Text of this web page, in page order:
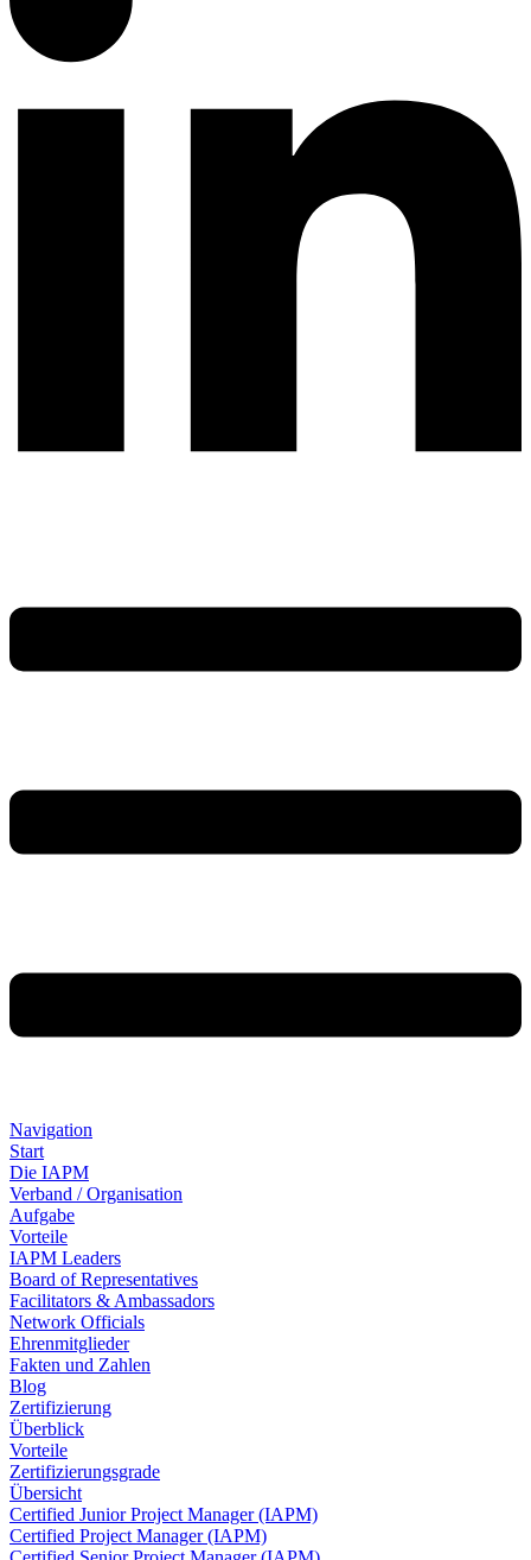
Navigation
Start
Die IAPM
Verband / Organisation
Aufgabe
Vorteile
IAPM Leaders
Board of Representatives
Facilitators & Ambassadors
Network Officials
Ehrenmitglieder
Fakten und Zahlen
Blog
Zertifizierung
Überblick
Vorteile
Zertifizierungsgrade
Übersicht
Certified Junior Project Manager (IAPM)
Certified Project Manager (IAPM)